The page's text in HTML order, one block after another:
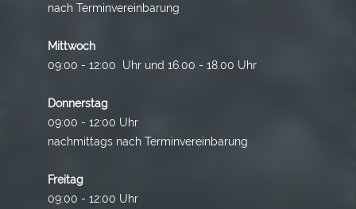
nach Terminvereinbarung
Mittwoch
09:00 - 12:00 Uhr und 16.00 - 18.00 Uhr
Donnerstag
09:00 - 12:00 Uhr
nachmittags nach Terminvereinbarung
Freitag
09:00 - 12:00 Uhr